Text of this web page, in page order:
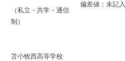
（私立・共学・通信
制）
偏差値：未記入
苫小牧西高等学校